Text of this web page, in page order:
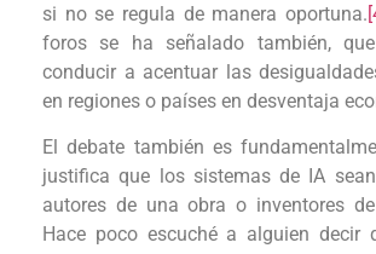
si no se regula de manera oportuna.
foros se ha señalado también,
conducir a acentuar las
en regiones o países en desventaja
El debate también es
justifica que los sistemas de IA
autores de una obra o inventores
Hace poco escuché a alguien decir